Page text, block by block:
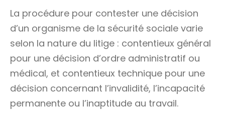
La procédure pour contester une décision
d’un organisme de la sécurité sociale varie
selon la nature du litige : contentieux général
pour une décision d’ordre administratif ou
médical, et contentieux technique pour une
décision concernant l’invalidité, l’incapacité
permanente ou l’inaptitude au travail.